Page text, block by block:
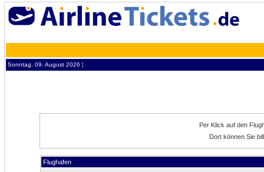
Sonntag, 09. August 2026 ¦
Per Klick auf den
Dort können Sie
Flughafen